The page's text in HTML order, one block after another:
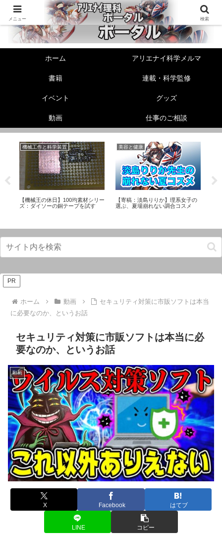
ホーム アリエナイ科学メルマ
書籍 連載・科学監修
イベント グッズ
動画 仕事のご相談
機械工作と科学装置
【機械王の休日】100均素材シリー
ズ：ダイソーの銅テープを試す
美容と健康
【寄稿：淡島りりか】理系女子の
選ぶ、夏場崩れない調合コスメ
PR
ホーム 動画
セキュリティ対策に市販ソフトは本当
に必要なのか、というお話
セキュリティ対策に市販ソフトは本当に必
要なのか、というお話
動画
X Facebook はてブ
LINE コピー
メニュー 検索